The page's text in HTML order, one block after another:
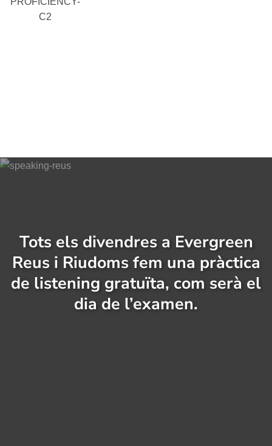
C2
Tots els divendres a Evergreen
Reus i Riudoms fem una pràctica
de listening gratuïta, com serà el
dia de l’examen.